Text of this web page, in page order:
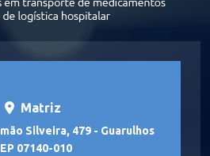
Matriz
Silveira, 479 - Guarulhos
07140-010